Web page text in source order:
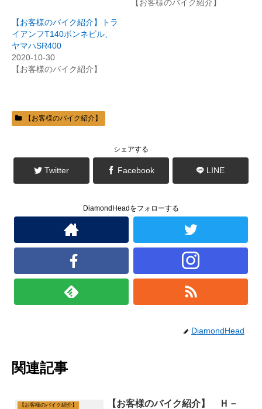
い
ウ
ィ
ン
ド
ウ
で
開
き
し
て
く
だ
さ
新
し
ド
ウ
で
)
【お客様のバイク紹介】
【お客様のバイク紹介】トラ
イアンフT140ボンネビル、
ヤマハSR400
2020-10-30
【お客様のバイク紹介】
【お客様のバイク紹介】
シェアする
Twitter Facebook LINE
DiamondHeadをフォローする
DiamondHead
関連記事
【お客様のバイク紹介】
【お客様のバイク紹介】 Ｈ－